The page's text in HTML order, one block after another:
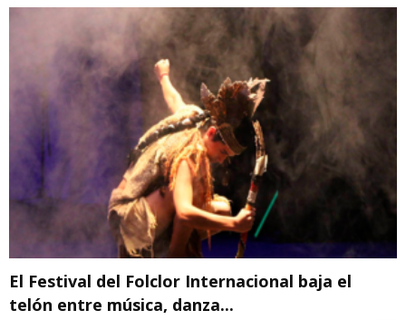
El Festival del Folclor Internacional baja el
telón entre música, danza...